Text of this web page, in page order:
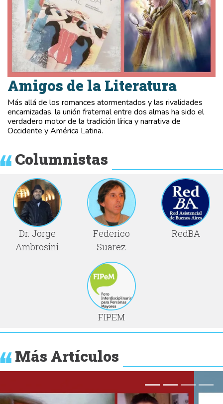
Amigos de la Literatura
Más allá de los romances atormentados y las rivalidades
encarnizadas, la unión fraternal entre dos almas ha sido el
verdadero motor de la tradición lírica y narrativa de
Occidente y América Latina.
Columnistas
Dr. Jorge
Ambrosini
Federico
Suarez
RedBA
FIPEM
Más Artículos